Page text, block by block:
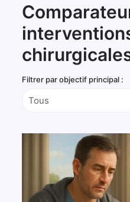
Filtrer par objectif principal :
interactif
d’interventions
chirurgicales